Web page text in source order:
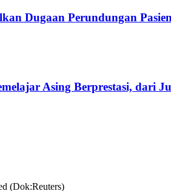
Dugaan Perundungan
Asing Berprestasi, dari